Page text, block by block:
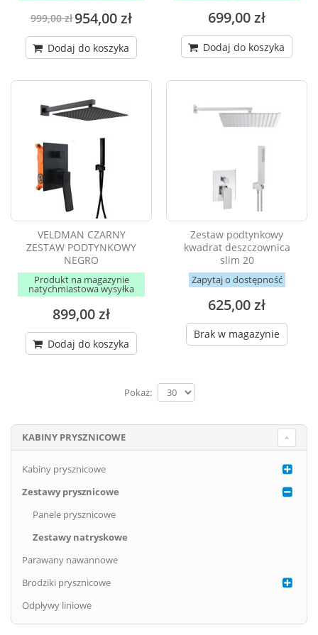
999,00 zł954,00 zł
Dodaj do koszyka
699,00 zł
Dodaj do koszyka
VELDMAN CZARNY
ZESTAW PODTYNKOWY
NEGRO
Produkt na magazynie
natychmiastowa wysyłka
899,00 zł
Dodaj do koszyka
Zestaw podtynkowy
kwadrat deszczownica
slim 20
Zapytaj o dostępność
625,00 zł
Brak w magazynie
Pokaż:
KABINY PRYSZNICOWE
Kabiny prysznicowe
Zestawy prysznicowe
Panele prysznicowe
Zestawy natryskowe
Parawany nawannowe
Brodziki prysznicowe
Odpływy liniowe